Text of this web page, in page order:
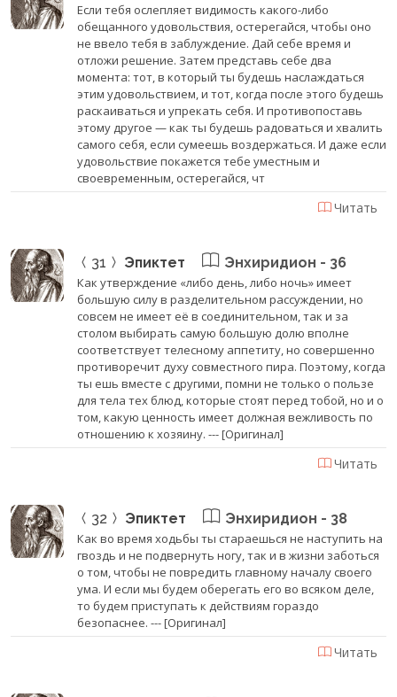
Если тебя ослепляет видимость какого-либо
обещанного удовольствия, остерегайся, чтобы оно
не ввело тебя в заблуждение. Дай себе время и
отложи решение. Затем представь себе два
момента: тот, в который ты будешь наслаждаться
этим удовольствием, и тот, когда после этого будешь
раскаиваться и упрекать себя. И противопоставь
этому другое — как ты будешь радоваться и хвалить
самого себя, если сумеешь воздержаться. И даже если
удовольствие покажется тебе уместным и
своевременным, остерегайся, чт
Читать
31 Эпиктет Энхиридион - 36
Как утверждение «либо день, либо ночь» имеет
большую силу в разделительном рассуждении, но
совсем не имеет её в соединительном, так и за
столом выбирать самую большую долю вполне
соответствует телесному аппетиту, но совершенно
противоречит духу совместного пира. Поэтому, когда
ты ешь вместе с другими, помни не только о пользе
для тела тех блюд, которые стоят перед тобой, но и о
том, какую ценность имеет должная вежливость по
отношению к хозяину. --- [Оригинал]
Читать
32 Эпиктет Энхиридион - 38
Как во время ходьбы ты стараешься не наступить на
гвоздь и не подвернуть ногу, так и в жизни заботься
о том, чтобы не повредить главному началу своего
ума. И если мы будем оберегать его во всяком деле,
то будем приступать к действиям гораздо
безопаснее. --- [Оригинал]
Читать